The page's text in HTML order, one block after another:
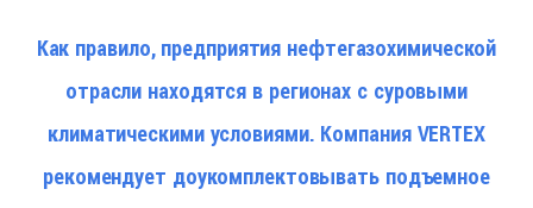
Как правило, предприятия нефтегазохимической
отрасли находятся в регионах с суровыми
климатическими условиями. Компания VERTEX
рекомендует доукомплектовывать подъемное